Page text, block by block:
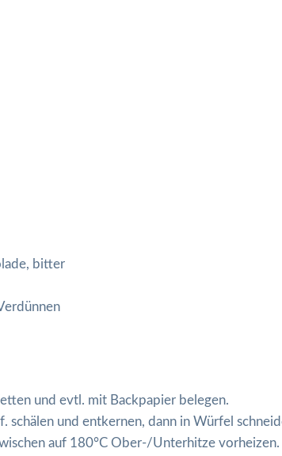
bitter
und evtl. mit Backpapier belegen.
schälen und entkernen, dann in Würfel
auf 180°C Ober-/Unterhitze vorheizen.